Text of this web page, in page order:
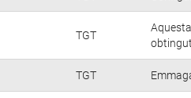
TGT
TGT